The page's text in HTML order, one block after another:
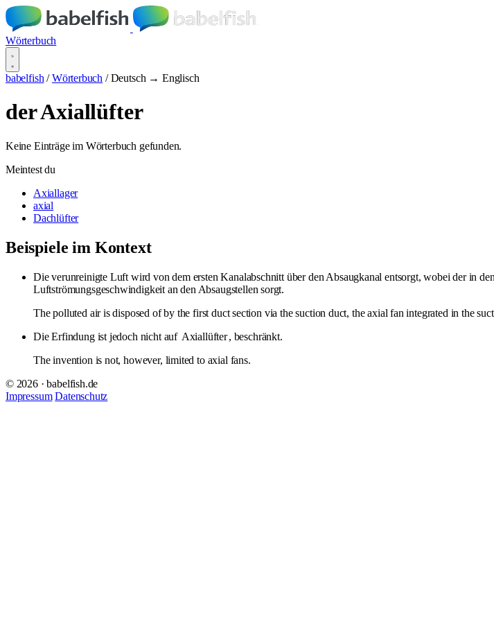
Wörterbuch
babelfish / Wörterbuch / Deutsch → Englisch
der Axiallüfter
Keine Einträge im Wörterbuch gefunden.
Meintest du
Axiallager
axial
Dachlüfter
Beispiele im Kontext
Die verunreinigte Luft wird von dem ersten Kanalabschnitt über den Absaugkanal entsorgt, wobei der in
Luftströmungsgeschwindigkeit an den Absaugstellen sorgt.
The polluted air is disposed of by the first duct section via the suction duct, the axial fan integrated in the
Die Erfindung ist jedoch nicht auf Axiallüfter, beschränkt.
The invention is not, however, limited to axial fans.
© 2026 · babelfish.de
Impressum Datenschutz